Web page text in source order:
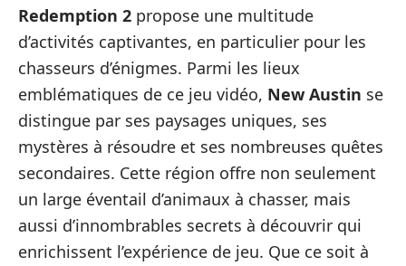
Redemption 2 propose une multitude
d’activités captivantes, en particulier pour les
chasseurs d’énigmes. Parmi les lieux
emblématiques de ce jeu vidéo, New Austin se
distingue par ses paysages uniques, ses
mystères à résoudre et ses nombreuses quêtes
secondaires. Cette région offre non seulement
un large éventail d’animaux à chasser, mais
aussi d’innombrables secrets à découvrir qui
enrichissent l’expérience de jeu. Que ce soit à